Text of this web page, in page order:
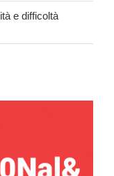
e difficoltà